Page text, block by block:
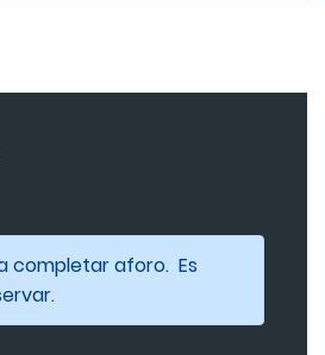
completar aforo. Es